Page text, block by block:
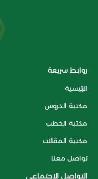
روابط سريعة
الرئيسية
مكتبة الدروس
مكتبة الخطب
مكتبة المقالات
تواصل معنا
التواصل الاجتماعي